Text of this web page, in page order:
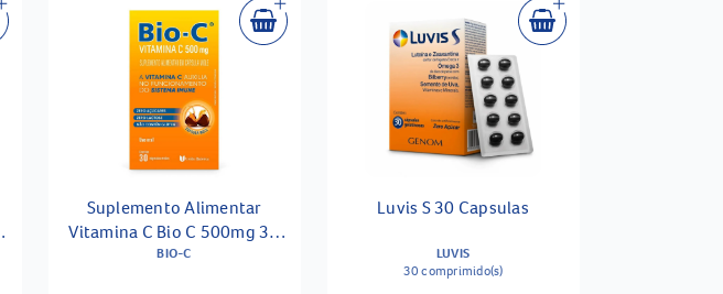
Suplemento Alimentar
Vitamina C Bio C 500mg 30
Cápsulas
BIO-C
Luvis S 30 Capsulas
LUVIS
30 comprimido(s)